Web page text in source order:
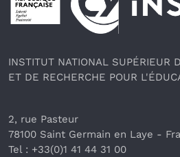
INSTITUT NATIONAL SUPÉRIEUR
ET DE RECHERCHE POUR
2, rue Pasteur
78100 Saint Germain en Laye -
Tel : +33(0)1 41 44 31 00